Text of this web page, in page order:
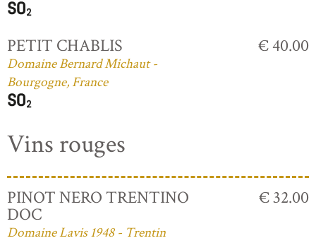
PETIT CHABLIS
Domaine Bernard Michaut -
Bourgogne, France
€ 40.00
Vins rouges
PINOT NERO TRENTINO
DOC
Domaine Lavis 1948 - Trentin
€ 32.00